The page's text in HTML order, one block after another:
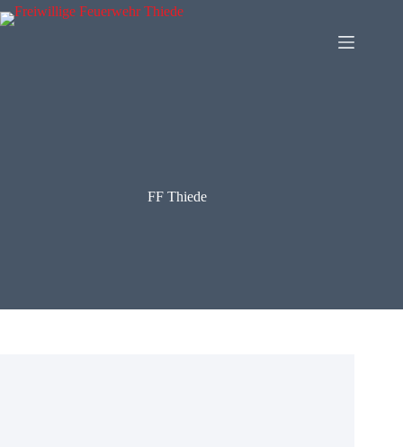
Zum
Inhalt
FF Thiede